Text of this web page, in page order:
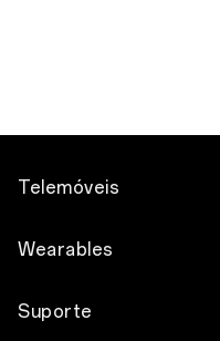
Telemóveis
OPPO Find X9 Ultra
OPPO Find X9
Wearables
OPPO Watch X3
Suporte